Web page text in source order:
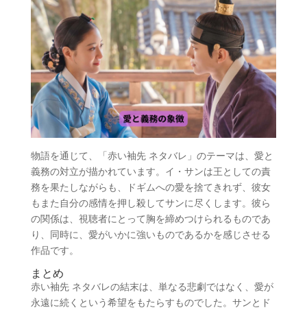
物語を通じて、「赤い袖先 ネタバレ」のテーマは、愛と
義務の対立が描かれています。イ・サンは王としての責
務を果たしながらも、ドギムへの愛を捨てきれず、彼女
もまた自分の感情を押し殺してサンに尽くします。彼ら
の関係は、視聴者にとって胸を締めつけられるものであ
り、同時に、愛がいかに強いものであるかを感じさせる
作品です。
まとめ
赤い袖先 ネタバレの結末は、単なる悲劇ではなく、愛が
永遠に続くという希望をもたらすものでした。サンとド